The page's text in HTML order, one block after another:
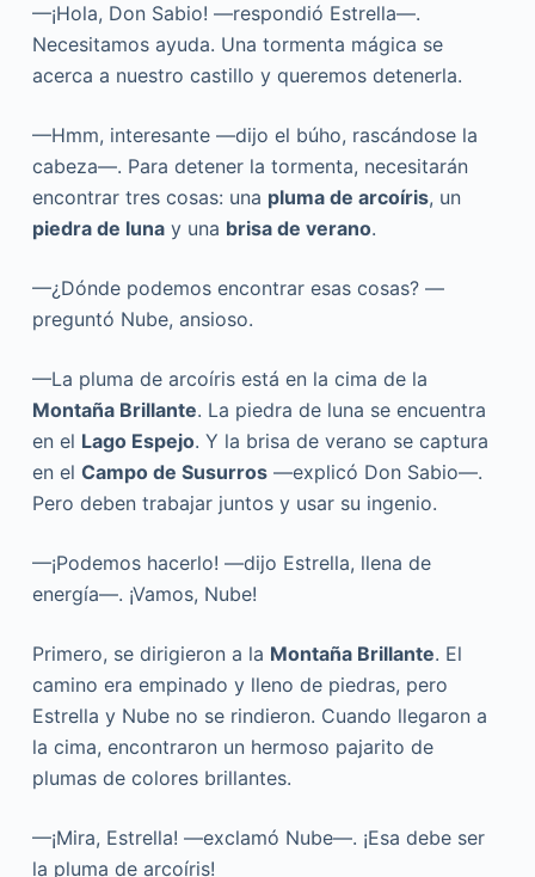
—¡Hola, Don Sabio! —respondió Estrella—.
Necesitamos ayuda. Una tormenta mágica se
acerca a nuestro castillo y queremos detenerla.
—Hmm, interesante —dijo el búho, rascándose la
cabeza—. Para detener la tormenta, necesitarán
encontrar tres cosas: una pluma de arcoíris, un
piedra de lunay una brisa de verano.
—¿Dónde podemos encontrar esas cosas? —
preguntó Nube, ansioso.
—La pluma de arcoíris está en la cima de la
Montaña Brillante. La piedra de luna se encuentra
en el Lago Espejo. Y la brisa de verano se captura
en el Campo de Susurros—explicó Don Sabio—.
Pero deben trabajar juntos y usar su ingenio.
—¡Podemos hacerlo! —dijo Estrella, llena de
energía—. ¡Vamos, Nube!
Primero, se dirigieron a la Montaña Brillante. El
camino era empinado y lleno de piedras, pero
Estrella y Nube no se rindieron. Cuando llegaron a
la cima, encontraron un hermoso pajarito de
plumas de colores brillantes.
—¡Mira, Estrella! —exclamó Nube—. ¡Esa debe ser
la pluma de arcoíris!